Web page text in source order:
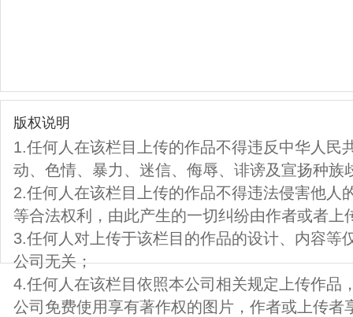
版权说明
1.任何人在该栏目上传的作品不得违反中华人民
动、色情、暴力、迷信、侮辱、诽谤及宣扬种族
2.任何人在该栏目上传的作品不得违法侵害他人
等合法权利，由此产生的一切纠纷由作者或者上
3.任何人对上传于该栏目的作品的设计、内容等
公司无关；
4.任何人在该栏目依照本公司相关规定上传作品
公司免费使用享有著作权的图片，作者或上传者